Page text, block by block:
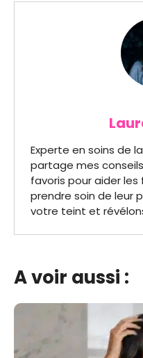
Experte en soins de
partage mes
favoris pour aider
prendre soin de leur
votre teint et
A voir aussi :